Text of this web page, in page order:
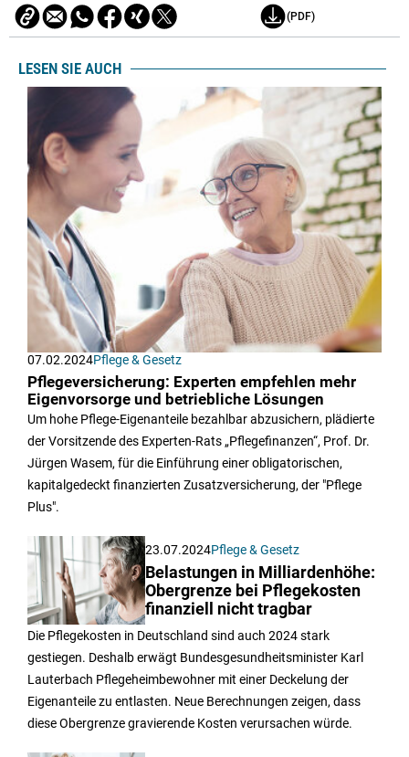
(PDF)
LESEN SIE AUCH
07.02.2024Pflege & Gesetz
Pflegeversicherung: Experten empfehlen mehr
Eigenvorsorge und betriebliche Lösungen
Um hohe Pflege-Eigenanteile bezahlbar abzusichern, plädierte
der Vorsitzende des Experten-Rats „Pflegefinanzen“, Prof. Dr.
Jürgen Wasem, für die Einführung einer obligatorischen,
kapitalgedeckt finanzierten Zusatzversicherung, der "Pflege
Plus".
23.07.2024Pflege & Gesetz
Belastungen in Milliardenhöhe:
Obergrenze bei Pflegekosten
finanziell nicht tragbar
Die Pflegekosten in Deutschland sind auch 2024 stark
gestiegen. Deshalb erwägt Bundesgesundheitsminister Karl
Lauterbach Pflegeheimbewohner mit einer Deckelung der
Eigenanteile zu entlasten. Neue Berechnungen zeigen, dass
diese Obergrenze gravierende Kosten verursachen würde.